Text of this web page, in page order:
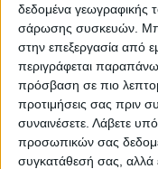
δεδομένα γεωγραφικής
σάρωσης συσκευών.
στην επεξεργασία από
περιγράφεται
πρόσβαση σε πιο
προτιμήσεις σας πριν
συναινέσετε. Λάβετε
προσωπικών σας
συγκατάθεσή σας, αλλά
Τα συγχαρητήρια του
στην Αναγέννηση